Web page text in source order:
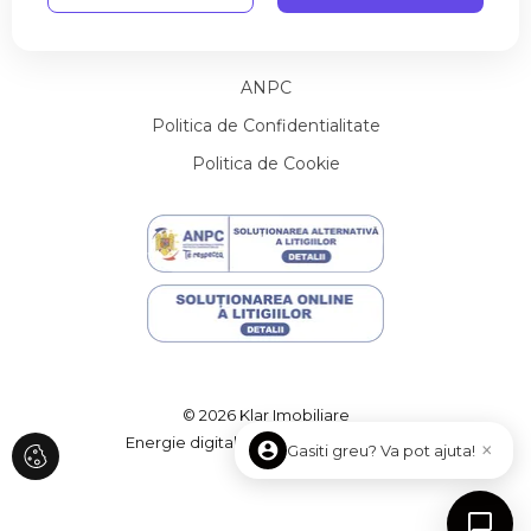
Terenuri de vanzare in Cluj-Napoca
Terenuri de vanzare in Cluj-Napoca Sopor
Terenuri de vanzare in Cluj-Napoca Andrei Muresanu
Terenuri de vanzare in Ciurila
Spatii birouri de vanzare
Spatii birouri de vanzare in Cluj-Napoca
Spatii birouri de vanzare in Cluj-Napoca Iris
Spatii comerciale de vanzare
Spatii comerciale de vanzare in Cluj-Napoca
ANPC
Politica de Confidentialitate
Politica de Cookie
© 2026 Klar Imobiliare
Energie digitală de la
ImmoFlux
Gasiti greu? Va pot ajuta! ×